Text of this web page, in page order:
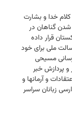
خدا و بشارت
گناهان در
قرار داده
ملی برای خود
مسیحی
و پردازش خبر
و آرمانها و
زبانان سراسر